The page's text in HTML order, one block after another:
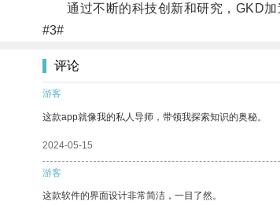
通过不断的科技创新和研究，GKD加
#3#
评论
游客
这款app就像我的私人导师，带领我探索知识的奥秘。
2024-05-15
游客
这款软件的界面设计非常简洁，一目了然。